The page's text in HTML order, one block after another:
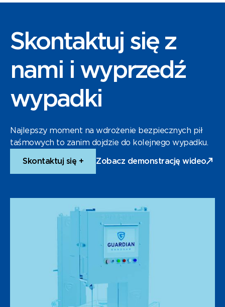
Skontaktuj się z
nami i wyprzedź
wypadki
Najlepszy moment na wdrożenie bezpiecznych pił
taśmowych to zanim dojdzie do kolejnego wypadku.
Skontaktuj się +
Zobacz demonstrację wideo